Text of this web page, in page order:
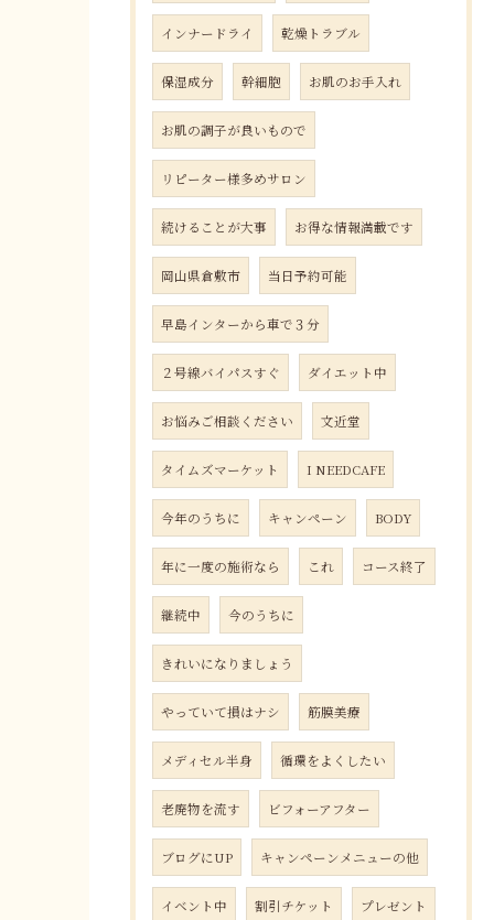
インナードライ 乾燥トラブル
保湿成分 幹細胞 お肌のお手入れ
お肌の調子が良いもので
リピーター様多めサロン
続けることが大事 お得な情報満載です
岡山県倉敷市 当日予約可能
早島インターから車で３分
２号線バイパスすぐ ダイエット中
お悩みご相談ください 文近堂
タイムズマーケット I NEEDCAFE
今年のうちに キャンペーン BODY
年に一度の施術なら これ コース終了
継続中 今のうちに
きれいになりましょう
やっていて損はナシ 筋膜美療
メディセル半身 循環をよくしたい
老廃物を流す ビフォーアフター
ブログにUP キャンペーンメニューの他
イベント中 割引チケット プレゼント